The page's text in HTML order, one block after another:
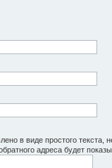
в виде простого текста,
адреса будет